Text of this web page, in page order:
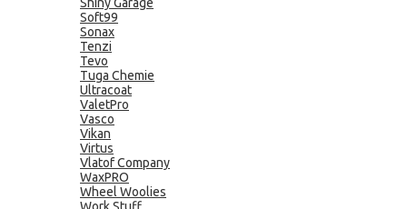
Soft99
Sonax
Tenzi
Tevo
Tuga Chemie
Ultracoat
ValetPro
Vasco
Vikan
Virtus
Vlatof Company
WaxPRO
Wheel Woolies